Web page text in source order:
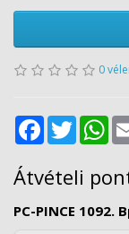
0
FacebookTwitter
Átvételi
PC-PINCE 1092.